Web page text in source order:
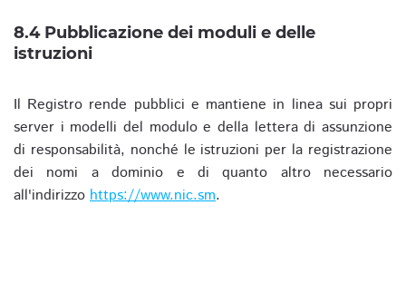
8.4 Pubblicazione dei moduli e delle
istruzioni
Il Registro rende pubblici e mantiene in linea sui propri
server i modelli del modulo e della lettera di assunzione
di responsabilità, nonché le istruzioni per la registrazione
dei nomi a dominio e di quanto altro necessario
all'indirizzo https://www.nic.sm.